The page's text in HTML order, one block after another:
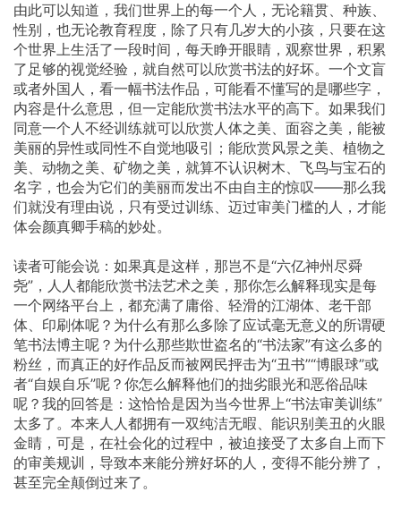
由此可以知道，我们世界上的每一个人，无论籍贯、种族、
性别，也无论教育程度，除了只有几岁大的小孩，只要在这
个世界上生活了一段时间，每天睁开眼睛，观察世界，积累
了足够的视觉经验，就自然可以欣赏书法的好坏。一个文盲
或者外国人，看一幅书法作品，可能看不懂写的是哪些字，
内容是什么意思，但一定能欣赏书法水平的高下。如果我们
同意一个人不经训练就可以欣赏人体之美、面容之美，能被
美丽的异性或同性不自觉地吸引；能欣赏风景之美、植物之
美、动物之美、矿物之美，就算不认识树木、飞鸟与宝石的
名字，也会为它们的美丽而发出不由自主的惊叹——那么我
们就没有理由说，只有受过训练、迈过审美门槛的人，才能
体会颜真卿手稿的妙处。
读者可能会说：如果真是这样，那岂不是“六亿神州尽舜
尧”，人人都能欣赏书法艺术之美，那你怎么解释现实是每
一个网络平台上，都充满了庸俗、轻滑的江湖体、老干部
体、印刷体呢？为什么有那么多除了应试毫无意义的所谓硬
笔书法博主呢？为什么那些欺世盗名的“书法家”有这么多的
粉丝，而真正的好作品反而被网民抨击为“丑书”“博眼球”或
者“自娱自乐”呢？你怎么解释他们的拙劣眼光和恶俗品味
呢？我的回答是：这恰恰是因为当今世界上“书法审美训练”
太多了。本来人人都拥有一双纯洁无暇、能识别美丑的火眼
金睛，可是，在社会化的过程中，被迫接受了太多自上而下
的审美规训，导致本来能分辨好坏的人，变得不能分辨了，
甚至完全颠倒过来了。